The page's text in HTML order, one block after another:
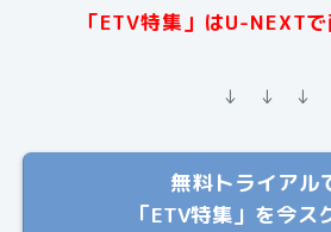
「ETV特集」はU-NEXT
↓ ↓ ↓
無料トライアル
「ETV特集」を今ス